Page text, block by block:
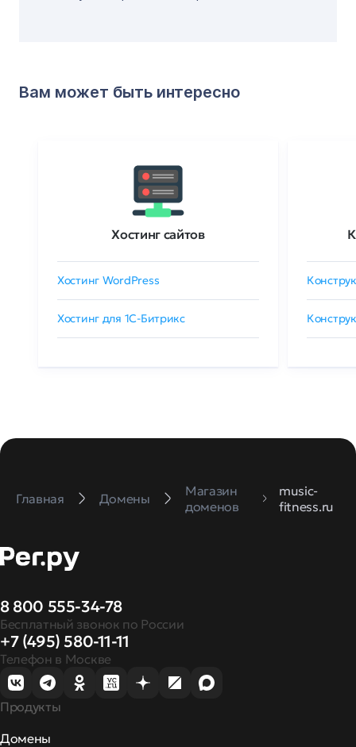
Вам может быть интересно
Хостинг сайтов
Хостинг WordPress
Хостинг для 1C-Битрикс
Главная Домены
Магазин
доменов
music-
fitness.ru
8 800 555-34-78
Бесплатный звонок по России
+7 (495) 580-11-11
Телефон в Москве
Продукты
Домены